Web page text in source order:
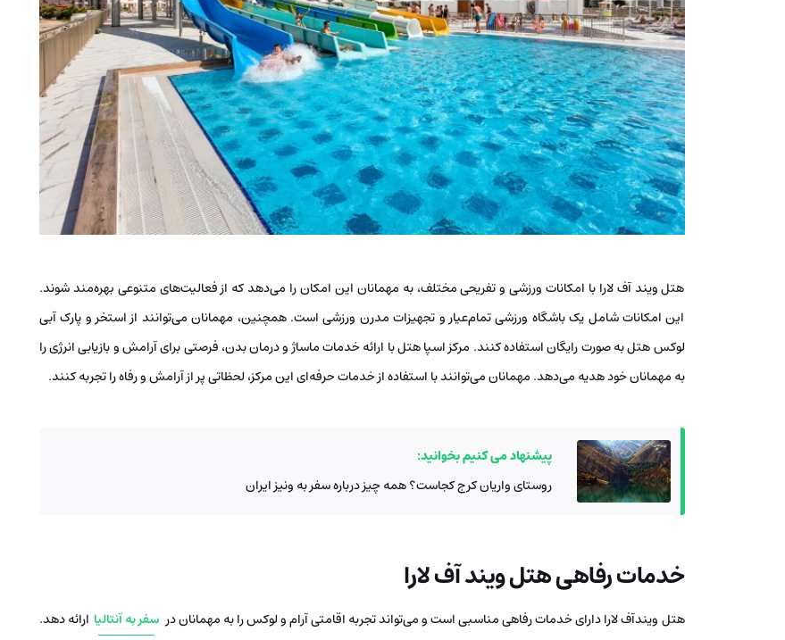
هتل ویند آف لارا با امکانات ورزشی و تفریحی مختلف، به مهمانان این امکان را می‌دهد که از فعالیت‌های متنوعی بهره‌مند شوند.
این امکانات شامل یک باشگاه ورزشی تمام‌عیار و تجهیزات مدرن ورزشی است. همچنین، مهمانان می‌توانند از استخر و پارک آبی
لوکس هتل به صورت رایگان استفاده کنند. مرکز اسپا هتل با ارائه خدمات ماساژ و درمان بدن، فرصتی برای آرامش و بازیابی انرژی را
به مهمانان خود هدیه می‌دهد. مهمانان می‌توانند با استفاده از خدمات حرفه‌ای این مرکز، لحظاتی پر از آرامش و رفاه را تجربه کنند.
پیشنهاد می کنیم بخوانید:
روستای واریان کرج کجاست؟ همه چیز درباره سفر به ونیز ایران
خدمات رفاهی هتل ویند آف لارا
هتل ویندآف لارا دارای خدمات رفاهی مناسبی است و می‌تواند تجربه اقامتی آرام و لوکس را به مهمانان در سفر به آنتالیا ارائه دهد.